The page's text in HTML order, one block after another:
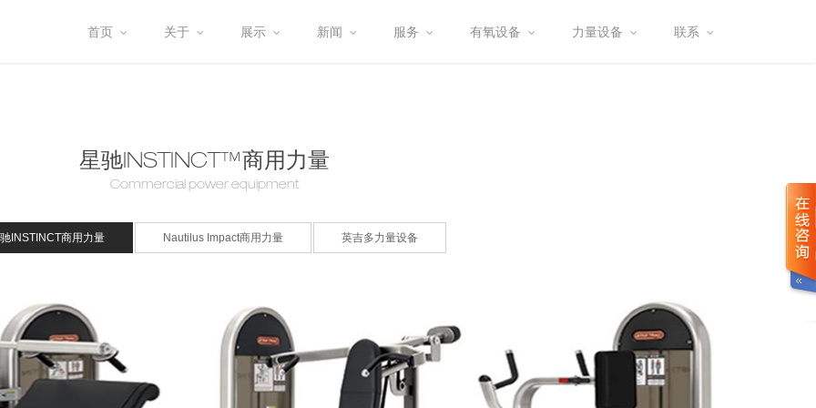
首页 关于 展示 新闻 服务 有氧设备 力量设备 联系
星驰INSTINCT™商用力量
Commercial power equipment
INSTINCT商用力量 Nautilus Impact商用力量 英吉多力量设备